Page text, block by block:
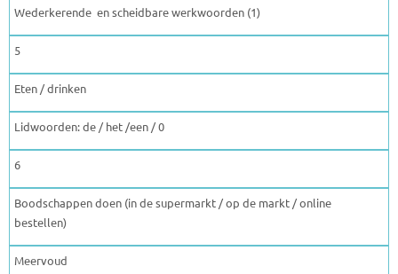
Wederkerende en scheidbare werkwoorden (1)
5
Eten / drinken
Lidwoorden: de / het /een / 0
6
Boodschappen doen (in de supermarkt / op de markt / online
bestellen)
Meervoud